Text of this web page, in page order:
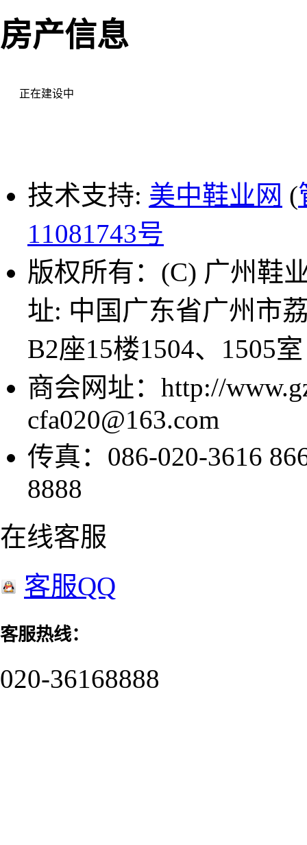
房产信息
正在建设中
技术支持: 美中鞋业网 (
11081743号
版权所有：(C) 广州鞋
址: 中国广东省广州市
B2座15楼1504、1505室
商会网址：http://
cfa020@163.com
传真：086-020-3616
8888
在线客服
客服QQ
客服热线：
020-36168888